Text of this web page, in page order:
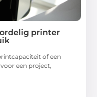
printer
of een
een project,